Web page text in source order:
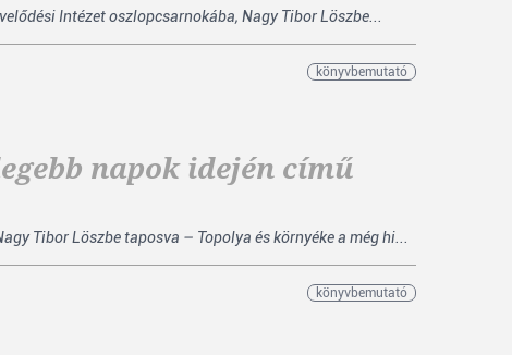
Intézet oszlopcsarnokába, Nagy Tibor Löszbe...
könyvbemutató
napok idején című
Tibor Löszbe taposva – Topolya és környéke a még hi...
könyvbemutató